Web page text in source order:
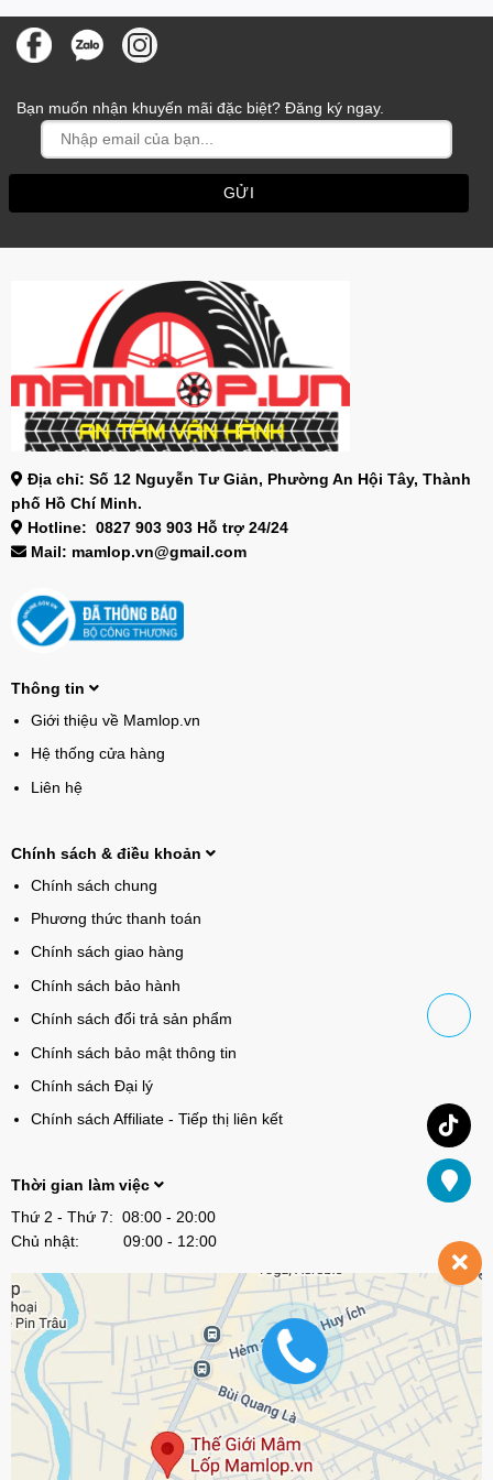
Bạn muốn nhận khuyến mãi đặc biệt? Đăng ký ngay.
Địa chỉ: Số 12 Nguyễn Tư Giản, Phường An Hội Tây, Thành
phố Hồ Chí Minh.
Hotline: 0827 903 903 Hỗ trợ 24/24
Mail: mamlop.vn@gmail.com
Thông tin
Giới thiệu về Mamlop.vn
Hệ thống cửa hàng
Liên hệ
Chính sách & điều khoản
Chính sách chung
Phương thức thanh toán
Chính sách giao hàng
Chính sách bảo hành
Chính sách đổi trả sản phẩm
Chính sách bảo mật thông tin
Chính sách Đại lý
Chính sách Affiliate - Tiếp thị liên kết
Thời gian làm việc
Thứ 2 - Thứ 7: 08:00 - 20:00
Chủ nhật: 09:00 - 12:00